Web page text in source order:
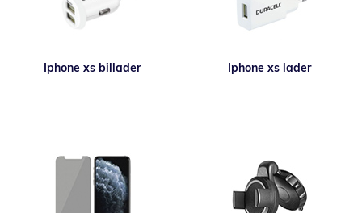
Iphone xs billader Iphone xs lader